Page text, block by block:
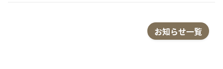
お知らせ一覧